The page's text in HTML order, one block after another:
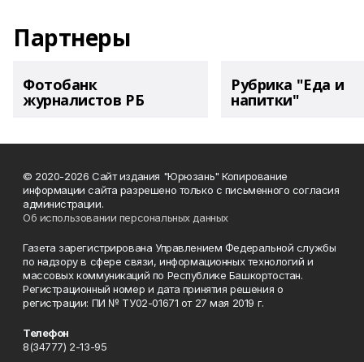
Партнеры
Фотобанк
журналистов РБ
Рубрика "Еда и
напитки"
© 2020-2026 Сайт издания "Юрюзань" Копирование
информации сайта разрешено только с письменного согласия
администрации.
Об использовании персональных данных
Газета зарегистрирована Управлением Федеральной службы
по надзору в сфере связи, информационных технологий и
массовых коммуникаций по Республике Башкортостан.
Регистрационный номер и дата принятия решения о
регистрации: ПИ № ТУ02-01671 от 27 мая 2019 г.
Телефон
8(34777) 2-13-95